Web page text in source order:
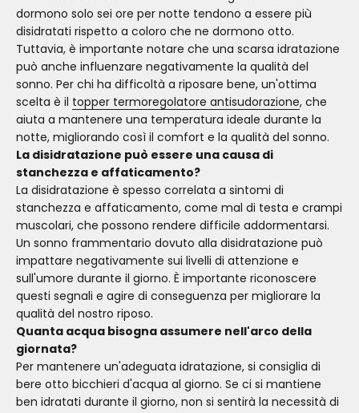
dormono solo sei ore per notte tendono a essere più
disidratati rispetto a coloro che ne dormono otto.
Tuttavia, è importante notare che una scarsa idratazione
può anche influenzare negativamente la qualità del
sonno. Per chi ha difficoltà a riposare bene, un'ottima
scelta è il topper termoregolatore antisudorazione, che
aiuta a mantenere una temperatura ideale durante la
notte, migliorando così il comfort e la qualità del sonno.
La disidratazione può essere una causa di
stanchezza e affaticamento?
La disidratazione è spesso correlata a sintomi di
stanchezza e affaticamento, come mal di testa e crampi
muscolari, che possono rendere difficile addormentarsi.
Un sonno frammentario dovuto alla disidratazione può
impattare negativamente sui livelli di attenzione e
sull'umore durante il giorno. È importante riconoscere
questi segnali e agire di conseguenza per migliorare la
qualità del nostro riposo.
Quanta acqua bisogna assumere nell'arco della
giornata?
Per mantenere un'adeguata idratazione, si consiglia di
bere otto bicchieri d'acqua al giorno. Se ci si mantiene
ben idratati durante il giorno, non si sentirà la necessità di